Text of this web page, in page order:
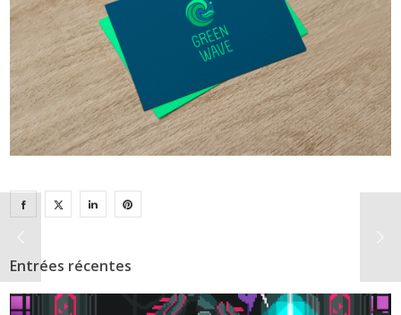
Entrées récentes